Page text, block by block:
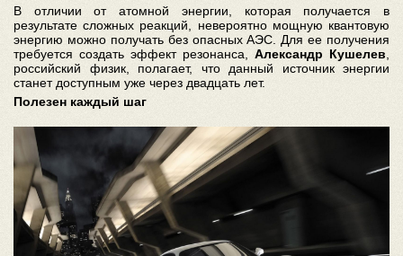
В отличии от атомной энергии, которая получается в
результате сложных реакций, невероятно мощную квантовую
энергию можно получать без опасных АЭС. Для ее получения
требуется создать эффект резонанса, Александр Кушелев
российский физик, полагает, что данный источник энергии
станет доступным уже через двадцать лет.
Полезен каждый шаг